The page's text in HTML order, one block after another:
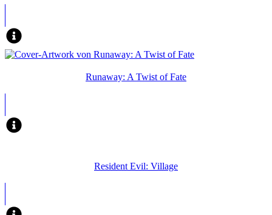
Runaway: A Twist of Fate
Resident Evil: Village